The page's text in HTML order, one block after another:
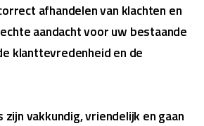
afhandelen van klachten en
aandacht voor uw bestaande
klanttevredenheid en de
vakkundig, vriendelijk en gaan